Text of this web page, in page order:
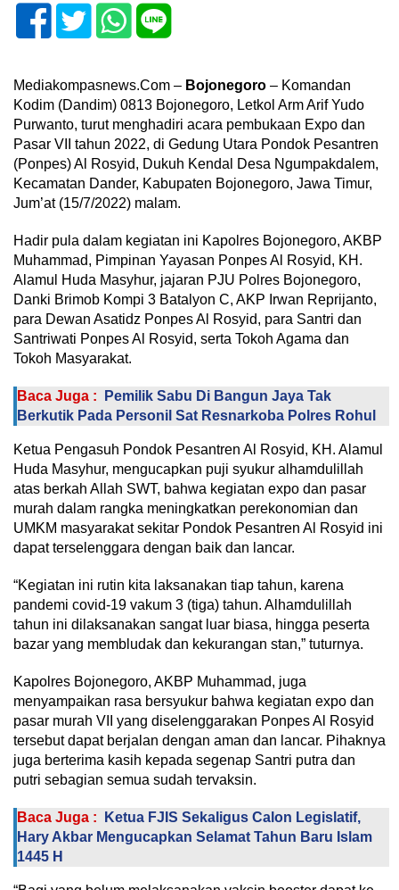
Mediakompasnews.Com – Bojonegoro – Komandan
Kodim (Dandim) 0813 Bojonegoro, Letkol Arm Arif Yudo
Purwanto, turut menghadiri acara pembukaan Expo dan
Pasar VII tahun 2022, di Gedung Utara Pondok Pesantren
(Ponpes) Al Rosyid, Dukuh Kendal Desa Ngumpakdalem,
Kecamatan Dander, Kabupaten Bojonegoro, Jawa Timur,
Jum’at (15/7/2022) malam.
Hadir pula dalam kegiatan ini Kapolres Bojonegoro, AKBP
Muhammad, Pimpinan Yayasan Ponpes Al Rosyid, KH.
Alamul Huda Masyhur, jajaran PJU Polres Bojonegoro,
Danki Brimob Kompi 3 Batalyon C, AKP Irwan Reprijanto,
para Dewan Asatidz Ponpes Al Rosyid, para Santri dan
Santriwati Ponpes Al Rosyid, serta Tokoh Agama dan
Tokoh Masyarakat.
Baca Juga :
Pemilik Sabu Di Bangun Jaya Tak
Berkutik Pada Personil Sat Resnarkoba Polres Rohul
Ketua Pengasuh Pondok Pesantren Al Rosyid, KH. Alamul
Huda Masyhur, mengucapkan puji syukur alhamdulillah
atas berkah Allah SWT, bahwa kegiatan expo dan pasar
murah dalam rangka meningkatkan perekonomian dan
UMKM masyarakat sekitar Pondok Pesantren Al Rosyid ini
dapat terselenggara dengan baik dan lancar.
“Kegiatan ini rutin kita laksanakan tiap tahun, karena
pandemi covid-19 vakum 3 (tiga) tahun. Alhamdulillah
tahun ini dilaksanakan sangat luar biasa, hingga peserta
bazar yang membludak dan kekurangan stan,” tuturnya.
Kapolres Bojonegoro, AKBP Muhammad, juga
menyampaikan rasa bersyukur bahwa kegiatan expo dan
pasar murah VII yang diselenggarakan Ponpes Al Rosyid
tersebut dapat berjalan dengan aman dan lancar. Pihaknya
juga berterima kasih kepada segenap Santri putra dan
putri sebagian semua sudah tervaksin.
Baca Juga :
Ketua FJIS Sekaligus Calon Legislatif,
Hary Akbar Mengucapkan Selamat Tahun Baru Islam
1445 H